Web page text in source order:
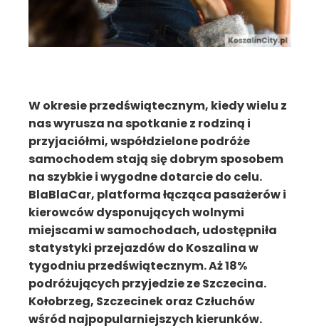
W okresie przedświątecznym, kiedy wielu z
nas wyrusza na spotkanie z rodziną i
przyjaciółmi, współdzielone podróże
samochodem stają się dobrym sposobem
na szybkie i wygodne dotarcie do celu.
BlaBlaCar, platforma łącząca pasażerów i
kierowców dysponujących wolnymi
miejscami w samochodach, udostępniła
statystyki przejazdów do Koszalina w
tygodniu przedświątecznym. Aż 18%
podróżujących przyjedzie ze Szczecina.
Kołobrzeg, Szczecinek oraz Człuchów
wśród najpopularniejszych kierunków.